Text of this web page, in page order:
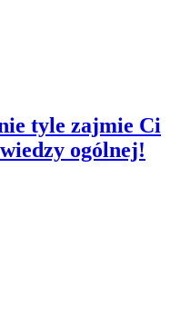
tyle zajmie Ci
ogólnej!